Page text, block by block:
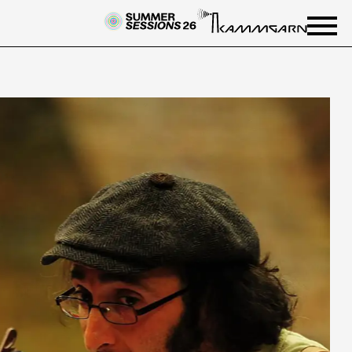
nichts mehr verpassen.
ANMELDEN